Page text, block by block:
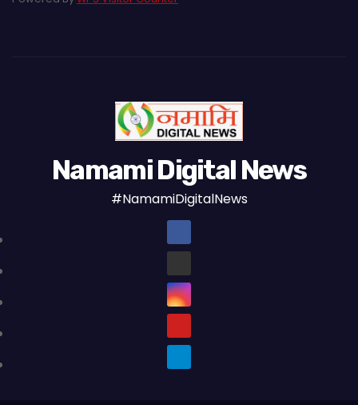
Namami Digital News
#NamamiDigitalNews